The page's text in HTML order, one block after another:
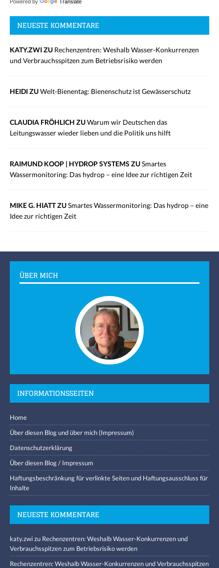
Powered by Translate
NEUESTE KOMMENTARE
KATY.ZWI ZU Rechenzentren: Weshalb Wasser-Konkurrenzen
und Verbrauchsspitzen zum Betriebsrisiko werden
HEIDI ZUWelt-Bienentag: Bienenschutz ist Gewässerschutz
CLAUDIA FRÖHLICH ZUWarum wir Deutschen das
Leitungswasser wieder lieben und die Politik uns hilft
RAIMUND KOOP | HYDROP SYSTEMS ZUSmartes
Wassermonitoring: Das hydrop – eine Idee zur richtigen Zeit
MIKE G. HIATT ZUSmartes Wassermonitoring: Das hydrop – eine
Idee zur richtigen Zeit
ÜBER MICH
INFORMATIONSSEITEN
Home
Über diesen Blog und über mich (Impressum)
Datenschutzerklärung
Über diesen Blog / Impressum
Haftungsbeschränkung für verlinkte Seiten und Haftungsausschluss für
Inhalte
NEUESTE KOMMENTARE
katy.zwizu Rechenzentren: Weshalb Wasser-Konkurrenzen und
Verbrauchsspitzen zum Betriebsrisiko werden
Rechenzentren: Weshalb Wasser-Konkurrenzen und Verbrauchsspitzen